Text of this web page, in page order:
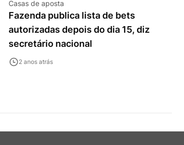
Casas de aposta
Fazenda publica lista de bets
autorizadas depois do dia 15, diz
secretário nacional
2 anos atrás